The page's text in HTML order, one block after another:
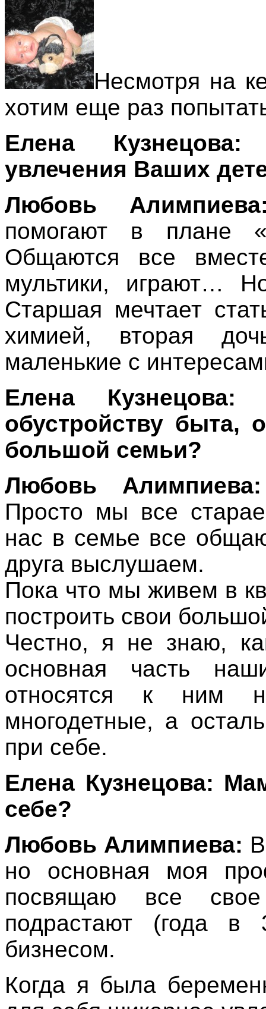
Несмотря на
хотим еще раз
Елена
увлечения Ваших
Любовь
помогают в плане
Общаются все
мультики, играют…
Старшая мечтает
химией, вторая
маленькие с
Елена
обустройству быта,
большой семьи?
Любовь Алимпиева:
Просто мы все
нас в семье все
друга выслушаем.
Пока что мы живем в
построить свои
Честно, я не знаю,
основная часть
относятся к ним
многодетные, а
при себе.
Елена Кузнецова:
себе?
Любовь Алимпиева:
но основная моя
посвящаю все
подрастают (года
бизнесом.
Когда я была